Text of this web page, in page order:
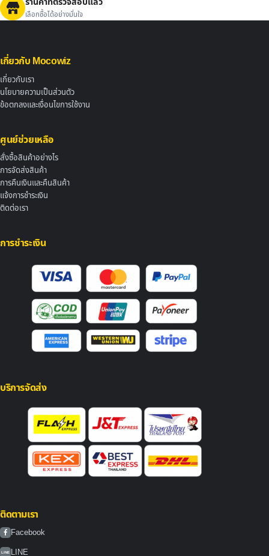
เลือกซื้อได้อย่างมั่นใจ
เกี่ยวกับ Mocowiz
เกี่ยวกับเรา
นโยบายความเป็นส่วนตัว
ข้อตกลงและเงื่อนไขการใช้งาน
ศูนย์ช่วยเหลือ
สั่งซื้อสินค้าอย่างไร
การจัดส่งสินค้า
การคืนเงินและคืนสินค้า
แจ้งการชำระเงิน
ติดต่อเรา
การชำระเงิน
บริการจัดส่ง
ติดตามเรา
Facebook
LINE LINE